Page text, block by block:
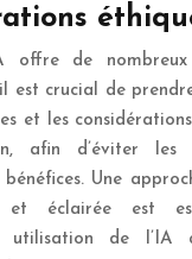
offre de
est crucial de
et les
afin d’éviter
Une
et éclairée est
utilisation de l’IA